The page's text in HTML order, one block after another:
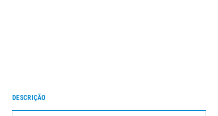
DESCRIÇÃO